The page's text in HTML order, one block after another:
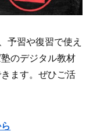
予習や復習で使え
のデジタル教材
ます。ぜひご活